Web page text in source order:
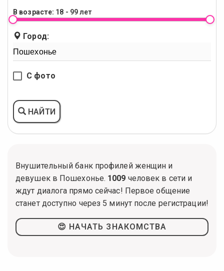
В возрасте: 18 - 99 лет
Город:
С фото
НАЙТИ
Внушительный банк профилей женщин и
девушек в Пошехонье. 1009 человек в сети и
ждут диалога прямо сейчас! Первое общение
станет доступно через 5 минут после регистрации!
😍 НАЧАТЬ ЗНАКОМСТВА